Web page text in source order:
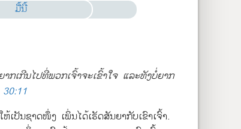
ມື້ນີ້
ເກີນ​ໄປ​ທີ່​ພວກ​ເຈົ້າ​ຈະ​ເຂົ້າໃຈ ແລະ​ທັງ​ບໍ່​ຍາກ​
ເປັນ​ຊາດ​ໜຶ່ງ ເພິ່ນ​ໄດ້​ເຮັດ​ສັນຍາ​ກັບ​ເຂົາເຈົ້າ.